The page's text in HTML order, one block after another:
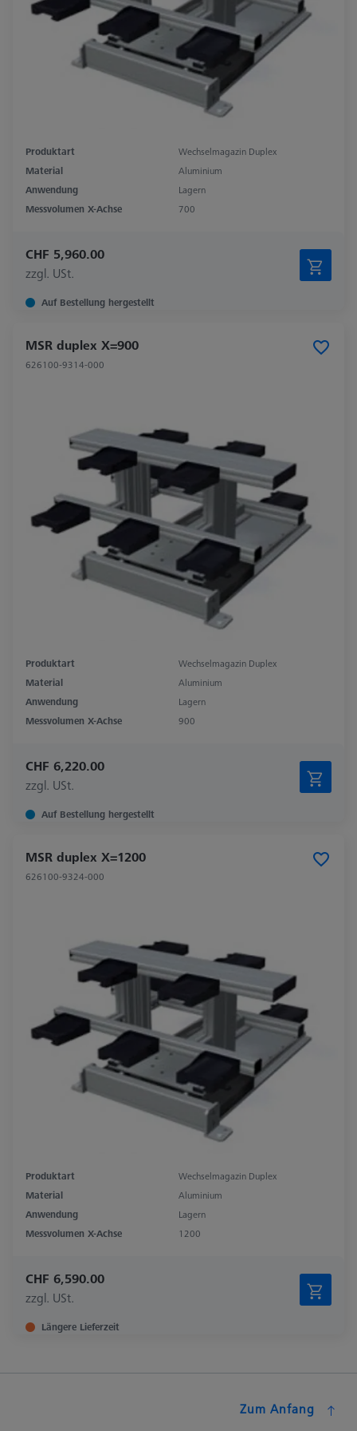
Produktart
Wechselmagazin Duplex
Material
Aluminium
Anwendung
Lagern
Messvolumen X-Achse
700
CHF 5,960.00
zzgl. USt.
Auf Bestellung hergestellt
MSR duplex X=900
626100-9314-000
Produktart
Wechselmagazin Duplex
Material
Aluminium
Anwendung
Lagern
Messvolumen X-Achse
900
CHF 6,220.00
zzgl. USt.
Auf Bestellung hergestellt
MSR duplex X=1200
626100-9324-000
Produktart
Wechselmagazin Duplex
Material
Aluminium
Anwendung
Lagern
Messvolumen X-Achse
1200
CHF 6,590.00
zzgl. USt.
Längere Lieferzeit
Zum Anfang